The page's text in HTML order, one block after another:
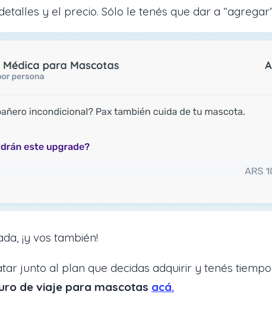
y el precio. Sólo le tenés que dar a
¡y vos también!
junto al plan que decidas adquirir y tenés
de viaje para mascotas acá.